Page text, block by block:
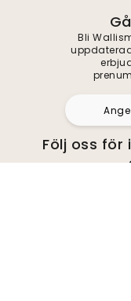
Bli
Följ oss